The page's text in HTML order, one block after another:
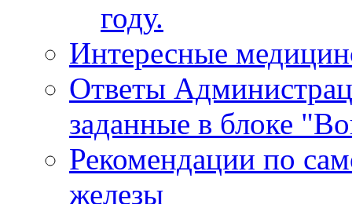
году.
Интересные
Ответы
заданные в блоке
Рекомендации по
железы